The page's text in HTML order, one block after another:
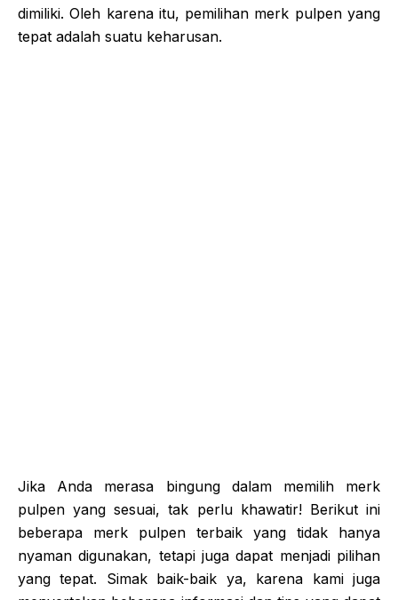
dimiliki. Oleh karena itu, pemilihan merk pulpen yang
tepat adalah suatu keharusan.
Jika Anda merasa bingung dalam memilih merk
pulpen yang sesuai, tak perlu khawatir! Berikut ini
beberapa merk pulpen terbaik yang tidak hanya
nyaman digunakan, tetapi juga dapat menjadi pilihan
yang tepat. Simak baik-baik ya, karena kami juga